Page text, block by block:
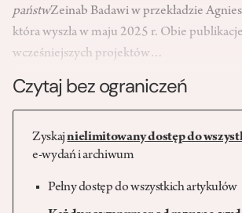
państwZeinab Badawi w przekładzie
która wyszła w maju 2025 r. Obie
wcześniejszych projektów…
Czytaj bez ograniczeń
Zyskajnielimitowany dostęp do
e-wydań i archiwum
Pełny dostęp do wszystkich artykułów